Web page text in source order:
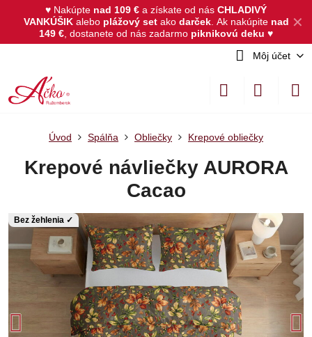
✕
♥ Nakúpte nad 109 € a získate od nás CHLADIVÝ
VANKÚŠIKalebo plážový set akodarček. Ak nakúpite nad
149 € , dostanete od nás zadarmo piknikovú deku ♥
Môj účet
Bez žehlenia ✓
Úvod Spálňa Obliečky Krepové obliečky
Krepové návliečky AURORA
Cacao